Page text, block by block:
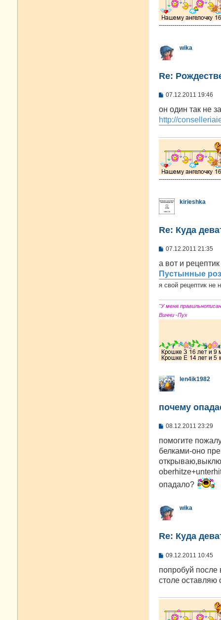
wika
Re:
С
о
щ
н
е
07.12.2011 19:46
он один так не
http://
kirieshka
Re: Куда
С
о
б
щ
е
е
07.12.2011 21:35
а вот и
Пустынные
я свой рецептик не
"У меня
Винни -Пух
len4ik1982
почему
С
о
щ
е
н
и
08.12.2011 23:29
помогите
белками-оно
опадало?
wika
Re: Куда
С
о
щ
н
е
09.12.2011 10:45
попробуй после
столе оставляю